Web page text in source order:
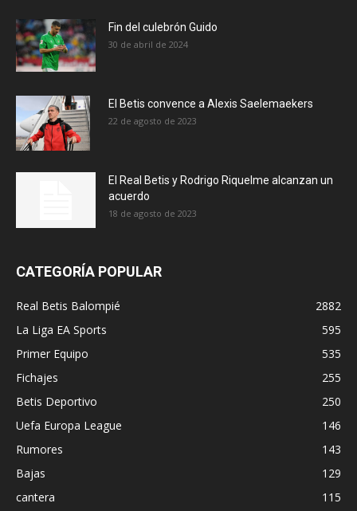
Fin del culebrón Guido
30 de abril de 2024
El Betis convence a Alexis Saelemaekers
22 de agosto de 2023
El Real Betis y Rodrigo Riquelme alcanzan un
acuerdo
18 de agosto de 2023
CATEGORÍA POPULAR
Real Betis Balompié
2882
La Liga EA Sports
595
Primer Equipo
535
Fichajes
255
Betis Deportivo
250
Uefa Europa League
146
Rumores
143
Bajas
129
cantera
115